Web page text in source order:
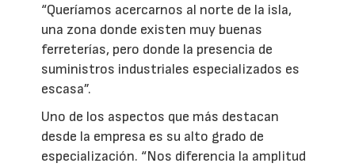
“Queríamos acercarnos al norte de la isla,
una zona donde existen muy buenas
ferreterías, pero donde la presencia de
suministros industriales especializados es
escasa”.
Uno de los aspectos que más destacan
desde la empresa es su alto grado de
especialización. “Nos diferencia la amplitud